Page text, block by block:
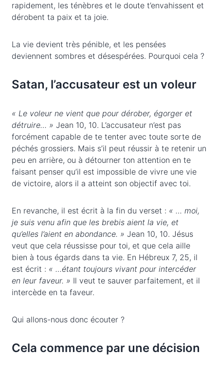
rapidement, les ténèbres et le doute t’envahissent et
dérobent ta paix et ta joie.
La vie devient très pénible, et les pensées
deviennent sombres et désespérées. Pourquoi cela ?
Satan, l’accusateur est un voleur
« Le voleur ne vient que pour dérober, égorger et
détruire… » Jean 10, 10. L’accusateur n’est pas
forcément capable de te tenter avec toute sorte de
péchés grossiers. Mais s’il peut réussir à te retenir un
peu en arrière, ou à détourner ton attention en te
faisant penser qu’il est impossible de vivre une vie
de victoire, alors il a atteint son objectif avec toi.
En revanche, il est écrit à la fin du verset : « … moi,
je suis venu afin que les brebis aient la vie, et
qu’elles l’aient en abondance. » Jean 10, 10. Jésus
veut que cela réussisse pour toi, et que cela aille
bien à tous égards dans ta vie. En Hébreux 7, 25, il
est écrit : « …étant toujours vivant pour intercéder
en leur faveur. » Il veut te sauver parfaitement, et il
intercède en ta faveur.
Qui allons-nous donc écouter ?
Cela commence par une décision